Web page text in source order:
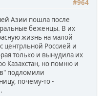
#964
Азии пошла после
беженцы. В их
жизнь на малой
центрльной Россией и
только и вынудила их
Казахстан, но помню и
подломили
почему-то -